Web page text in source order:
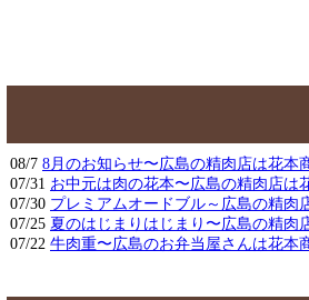
08/7 8月のお知らせ〜広島の精肉店は花本
07/31 お中元は肉の花本〜広島の精肉店は
07/30 プレミアムオードブル～広島の精肉
07/25 夏のはじまりはじまり〜広島の精肉
07/22 牛肉重〜広島のお弁当屋さんは花本